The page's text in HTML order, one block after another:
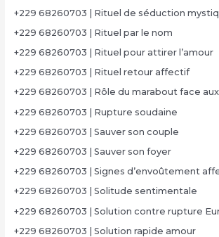
+229 68260703 | Rituel de séduction
+229 68260703 | Rituel par le nom
+229 68260703 | Rituel pour attirer l’amour
+229 68260703 | Rituel retour affectif
+229 68260703 | Rôle du marabout face
+229 68260703 | Rupture soudaine
+229 68260703 | Sauver son couple
+229 68260703 | Sauver son foyer
+229 68260703 | Signes d’envoûtement
+229 68260703 | Solitude sentimentale
+229 68260703 | Solution contre rupture
+229 68260703 | Solution rapide amour